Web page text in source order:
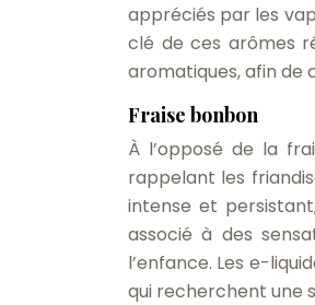
appréciés par les
clé de ces arômes
aromatiques, afin de
Fraise bonbon
À l’opposé de la
rappelant les
intense et
associé à des
l’enfance. Les e-
qui recherchent une